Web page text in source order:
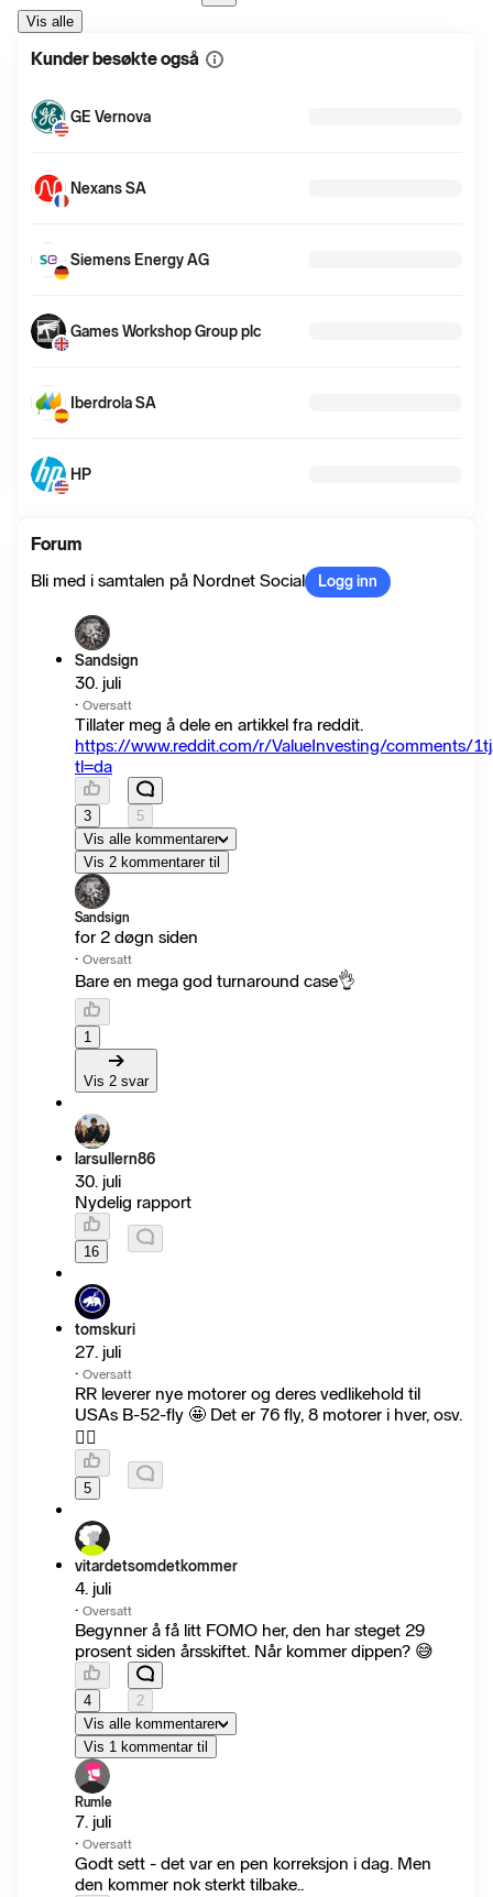
Vis alle
Kunder besøkte også Vis
GE Vernova
Nexans SA
Siemens Energy AG
Games Workshop Group plc
Iberdrola SA
HP
Forum
Bli med i samtalen på Nordnet Social
Logg inn
Sandsign
30. juli
· Oversatt
Tillater meg å dele en artikkel fra reddit.
https://www.reddit.com/r/ValueInvesting/comments/
tl=da
3
5
Vis alle kommentarer
Vis 2 kommentarer til
Sandsign
for 2 døgn siden
· Oversatt
Bare en mega god turnaround case👌
1
Vis 2 svar
larsullern86
30. juli
Nydelig rapport
16
tomskuri
27. juli
· Oversatt
RR leverer nye motorer og deres vedlikehold til
USAs B-52-fly 🤩 Det er 76 fly, 8 motorer i hver, osv.
👌🏻
5
vitardetsomdetkommer
4. juli
· Oversatt
Begynner å få litt FOMO her, den har steget 29
prosent siden årsskiftet. Når kommer dippen? 😅
4
2
Vis alle kommentarer
Vis 1 kommentar til
Rumle
7. juli
· Oversatt
Godt sett - det var en pen korreksjon i dag. Men
den kommer nok sterkt tilbake..